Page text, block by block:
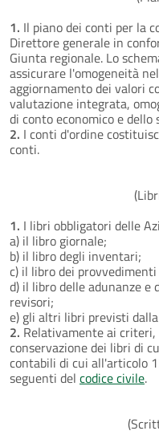
1. Il piano dei conti per la
Direttore generale in
Giunta regionale. Lo
assicurare l'omogeneità
aggiornamento dei valori
valutazione integrata,
di conto economico e
2. I conti d'ordine
conti.
1. I libri obbligatori delle
a) il libro giornale;
b) il libro degli inventari;
c) il libro dei
d) il libro delle adunanze e
revisori;
e) gli altri libri previsti
2. Relativamente ai
conservazione dei libri di
contabili di cui all'articolo
seguenti del codice civile.